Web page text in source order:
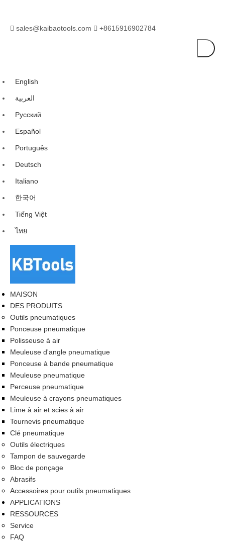
 sales@kaibaotools.com  +8615916902784
English
العربية
Pусский
Español
Português
Deutsch
Italiano
한국어
Tiếng Việt
ไทย
MAISON
DES PRODUITS
Outils pneumatiques
Ponceuse pneumatique
Polisseuse à air
Meuleuse d'angle pneumatique
Ponceuse à bande pneumatique
Meuleuse pneumatique
Perceuse pneumatique
Meuleuse à crayons pneumatiques
Lime à air et scies à air
Tournevis pneumatique
Clé pneumatique
Outils électriques
Tampon de sauvegarde
Bloc de ponçage
Abrasifs
Accessoires pour outils pneumatiques
APPLICATIONS
RESSOURCES
Service
FAQ